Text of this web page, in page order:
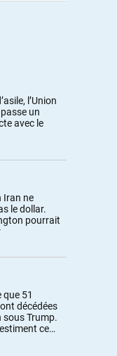
l’Union
un
avec le
Iran ne
le dollar.
pourrait
que 51
décédées
sous Trump.
ce